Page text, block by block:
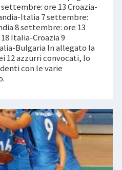
ore 13 Croazia-
Italia 7 settembre:
8 settembre: ore 13
Italia-Croazia 9
Bulgaria In allegato la
12 azzurri convocati, lo
con le varie